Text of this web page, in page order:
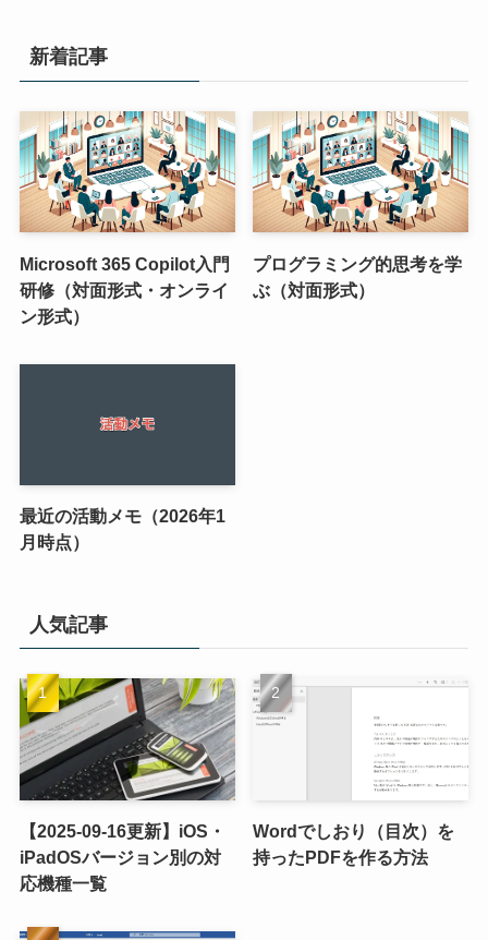
新着記事
Microsoft 365 Copilot入門
研修（対面形式・オンライ
ン形式）
プログラミング的思考を学
ぶ（対面形式）
最近の活動メモ（2026年1
月時点）
人気記事
【2025-09-16更新】iOS・
iPadOSバージョン別の対
応機種一覧
Wordでしおり（目次）を
持ったPDFを作る方法